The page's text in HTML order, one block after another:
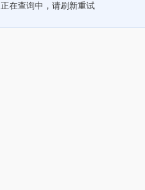
正在查询中，请刷新重试